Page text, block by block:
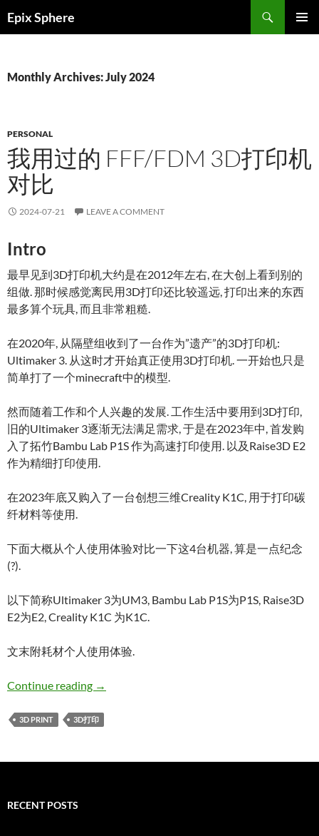
toEpix Sphere
Monthly Archives: July 2024
PERSONAL
我用过的 FFF/FDM 3D打印机
对比
2024-07-21 LEAVE A COMMENT
Intro
最早见到3D打印机大约是在2012年左右, 在大创上看到别的
组做. 那时候感觉离民用3D打印还比较遥远, 打印出来的东西
最多算个玩具, 而且非常粗糙.
在2020年, 从隔壁组收到了一台作为”遗产”的3D打印机:
Ultimaker 3. 从这时才开始真正使用3D打印机. 一开始也只是
简单打了一个minecraft中的模型.
然而随着工作和个人兴趣的发展. 工作生活中要用到3D打印,
旧的Ultimaker 3逐渐无法满足需求, 于是在2023年中, 首发购
入了拓竹Bambu Lab P1S 作为高速打印使用. 以及Raise3D E2
作为精细打印使用.
在2023年底又购入了一台创想三维Creality K1C, 用于打印碳
纤材料等使用.
下面大概从个人使用体验对比一下这4台机器, 算是一点纪念
(?).
以下简称Ultimaker 3为UM3, Bambu Lab P1S为P1S, Raise3D
E2为E2, Creality K1C 为K1C.
文末附耗材个人使用体验.
Continue reading 我用过的 FFF/FDM 3D打印机对比
→
3D PRINT 3D打印
RECENT POSTS